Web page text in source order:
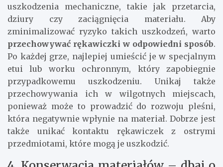
uszkodzenia mechaniczne, takie jak przetarcia,
dziury czy zaciągnięcia materiału. Aby
zminimalizować ryzyko takich uszkodzeń, warto
przechowywać rękawiczki w odpowiedni sposób.
Po każdej grze, najlepiej umieścić je w specjalnym
etui lub worku ochronnym, który zapobiegnie
przypadkowemu uszkodzeniu. Unikaj także
przechowywania ich w wilgotnych miejscach,
ponieważ może to prowadzić do rozwoju pleśni,
która negatywnie wpłynie na materiał. Dobrze jest
także unikać kontaktu rękawiczek z ostrymi
przedmiotami, które mogą je uszkodzić.